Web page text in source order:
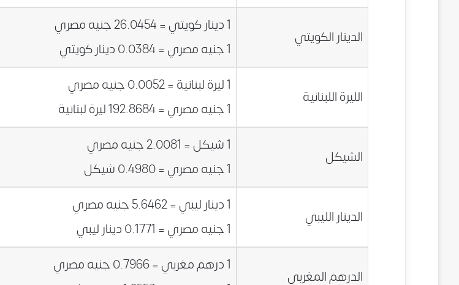
الدينار الكويتي
1 دينار كويتي = 26.0454 جنيه مصري
1 جنيه مصري = 0.0384 دينار كويتي
الليرة اللبنانية
1 ليرة لبنانية = 0.0052 جنيه مصري
1 جنيه مصري = 192.8684 ليرة لبنانية
الشيكل
1 شيكل = 2.0081 جنيه مصري
1 جنيه مصري = 0.4980 شيكل
الدينار الليبي
1 دينار ليبي = 5.6462 جنيه مصري
1 جنيه مصري = 0.1771 دينار ليبي
الدرهم المغربي
1 درهم مغربي = 0.7966 جنيه مصري